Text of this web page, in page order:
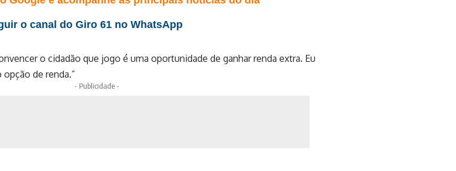
o canal do Giro 61 no WhatsApp
o cidadão que jogo é uma oportunidade de ganhar renda extra. Eu
de renda.”
- Publicidade -